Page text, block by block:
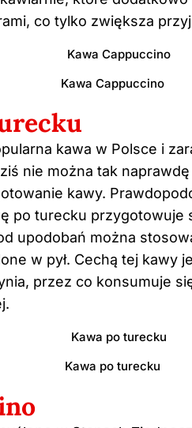
co tylko zwiększa
Kawa Cappuccino
kawa w Polsce i
nie można tak
kawy.
po turecku przygotowuje
upodobań można
w pył. Cechą tej kawy
przez co konsumuje
Kawa po turecku